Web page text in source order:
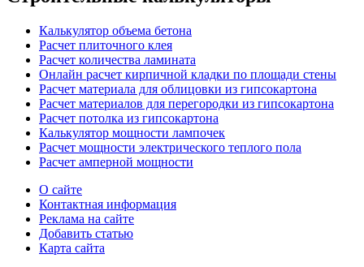
Калькулятор объема бетона
Расчет плиточного клея
Расчет количества ламината
Онлайн расчет кирпичной кладки по площади стены
Расчет материала для облицовки из гипсокартона
Расчет материалов для перегородки из гипсокартона
Расчет потолка из гипсокартона
Калькулятор мощности лампочек
Расчет мощности электрического теплого пола
Расчет амперной мощности
О сайте
Контактная информация
Реклама на сайте
Добавить статью
Карта сайта